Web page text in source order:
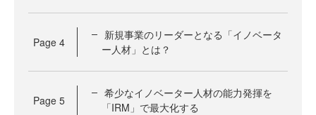
Page 4
新規事業のリーダーとなる「イノベータ
ー人材」とは？
Page 5
希少なイノベーター人材の能力発揮を
「IRM」で最大化する